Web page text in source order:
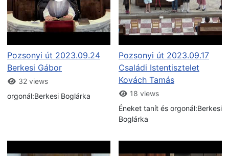
Pozsonyi út 2023.09.24
Berkesi Gábor
32 views
orgonál:Berkesi Boglárka
Pozsonyi út 2023.09.17
Családi Istentisztelet
Kovách Tamás
18 views
Éneket tanít és orgonál:Berkesi
Boglárka